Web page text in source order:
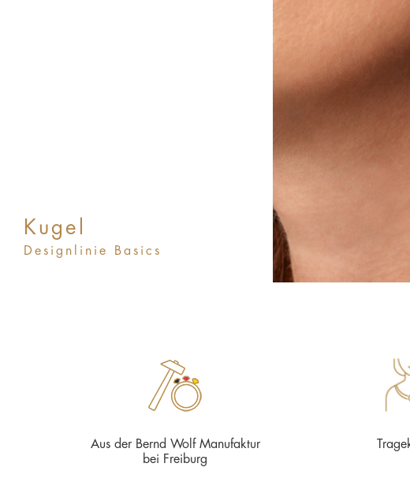
Kugel
Designlinie Basics
Aus der Bernd Wolf Manufaktur
bei Freiburg